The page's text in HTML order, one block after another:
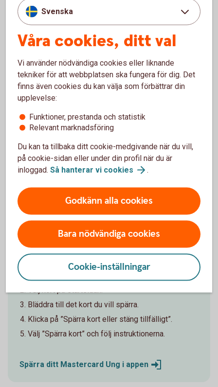
Även du som har ett bankkort för unga - Mastercard
ung - kan spärra ditt kort i appen. Om du själv har
spärrat ditt kort, så behöver sedan din förälder eller
vårdnadshavare ringa oss för att ersätta det.
I appen
Bläddra till det kort du vill spärra.
Klicka på ”Spärra kort eller stäng tillfälligt”.
Välj ”Spärra kort” och följ instruktionerna.
Spärra ditt Mastercard Ung i appen
Svenska
Våra cookies, ditt val
Vi använder nödvändiga cookies eller liknande
tekniker för att webbplatsen ska fungera för dig. Det
finns även cookies du kan välja som förbättrar din
upplevelse:
Funktioner, prestanda och statistik
Relevant marknadsföring
Du kan ta tillbaka ditt cookie-medgivande när du vill,
på cookie-sidan eller under din profil när du är
inloggad. Så hanterar vi cookies .
Godkänn alla cookies
Bara nödvändiga cookies
Cookie-inställningar